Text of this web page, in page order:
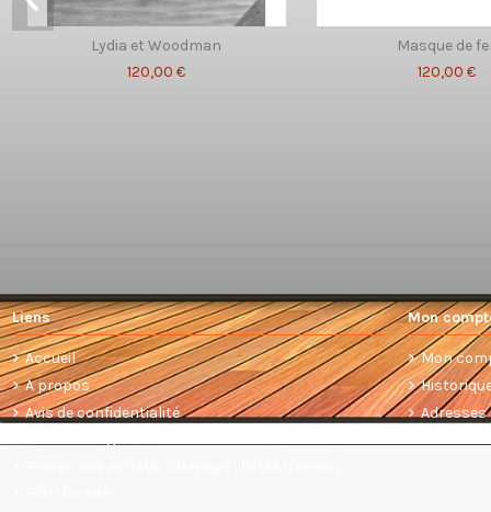
Lydia et Woodman
120,00 €
Masque de
120,00 €
Liens
Accueil
A propos
Avis de confidentialité
Mon
Mon
Adresses